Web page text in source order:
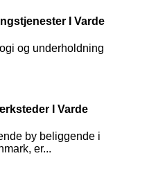
I Varde
og underholdning
I Varde
by beliggende i
er...